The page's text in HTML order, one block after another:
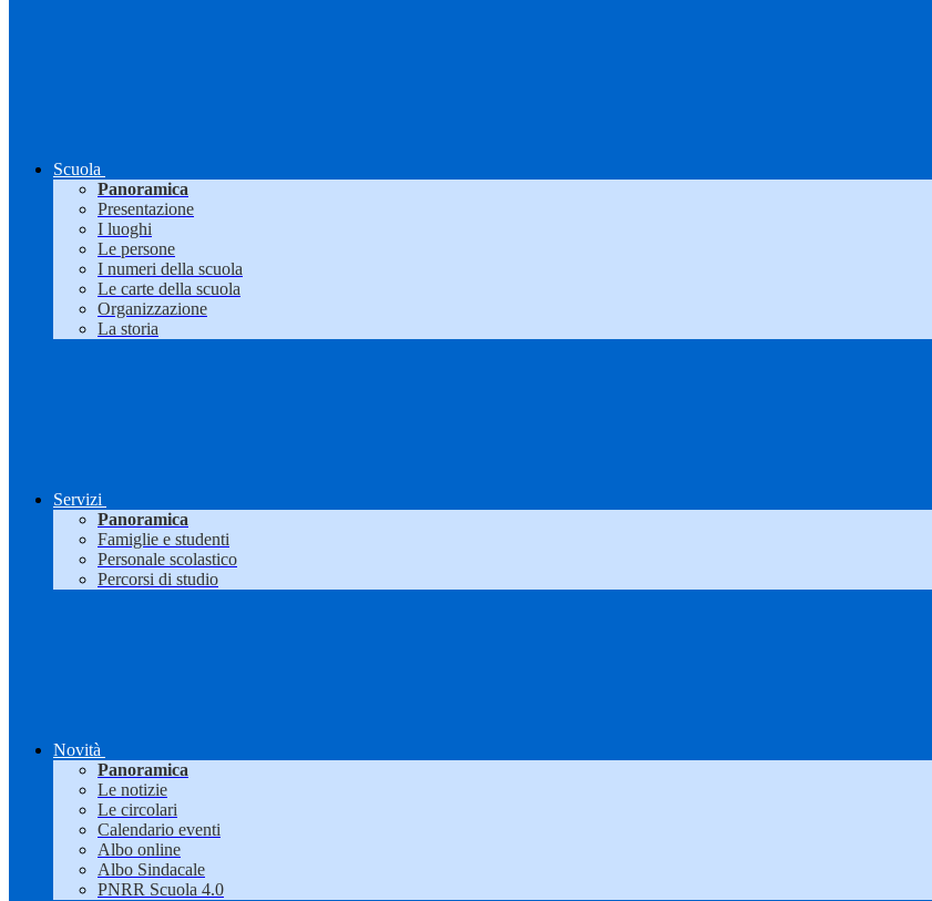
Scuola
Panoramica
Presentazione
I luoghi
Le persone
I numeri della scuola
Le carte della scuola
Organizzazione
La storia
Servizi
Panoramica
Famiglie e studenti
Personale scolastico
Percorsi di studio
Novità
Panoramica
Le notizie
Le circolari
Calendario eventi
Albo online
Albo Sindacale
PNRR Scuola 4.0